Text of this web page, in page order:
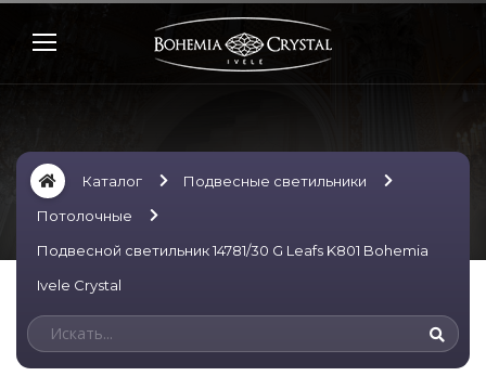
Каталог
Подвесные светильники
Потолочные
Подвесной светильник 14781/30 G Leafs K801 Bohemia
Ivele Crystal